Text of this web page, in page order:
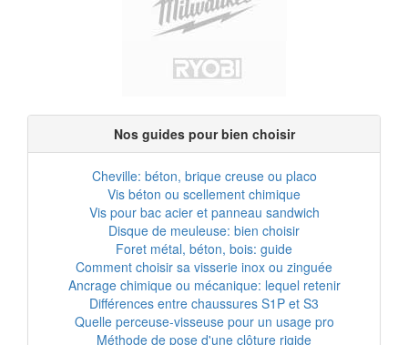
Nos guides pour bien choisir
Cheville: béton, brique creuse ou placo
Vis béton ou scellement chimique
Vis pour bac acier et panneau sandwich
Disque de meuleuse: bien choisir
Foret métal, béton, bois: guide
Comment choisir sa visserie inox ou zinguée
Ancrage chimique ou mécanique: lequel retenir
Différences entre chaussures S1P et S3
Quelle perceuse-visseuse pour un usage pro
Méthode de pose d'une clôture rigide